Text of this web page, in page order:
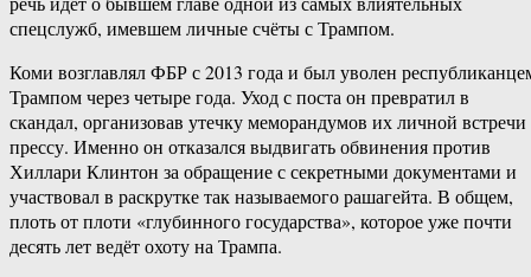
спецслужб, имевшем личные счёты с Трампом.
Коми возглавлял ФБР с 2013 года и был уволен
Трампом через четыре года. Уход с поста он превратил в
скандал, организовав утечку меморандумов их личной встречи
прессу. Именно он отказался выдвигать обвинения против
Хиллари Клинтон за обращение с секретными документами и
участвовал в раскрутке так называемого рашагейта. В общем,
плоть от плоти «глубинного государства», которое уже почти
десять лет ведёт охоту на Трампа.